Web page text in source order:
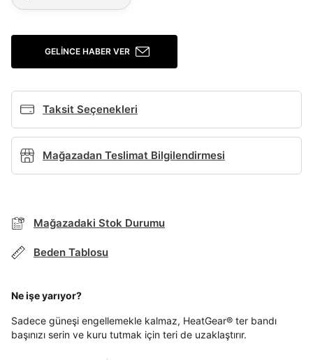
GELINCE HABER VER
Taksit Seçenekleri
TAKSİT SEÇENEKLERİ
Banka
İşbankası Maximum 6
Mağazadan Teslimat Bilgilendirmesi
Mağazadaki Stok Durumu
Beden Tablosu
Ne işe yarıyor?
Sadece güneşi engellemekle kalmaz, HeatGear® ter bandı
başınızı serin ve kuru tutmak için teri de uzaklaştırır.
Mağazada Bul
BEDEN TABLOSU
Stok Bildirimi
Term Of Use
ipsum
Siparişinizin durumu hakkında bilgi alabilmek için
E-posta Adresi *
Giriş Yap
Şifre*
göster
En az 8 karakterSMS Onay Kodu
SMS Onay Kodu